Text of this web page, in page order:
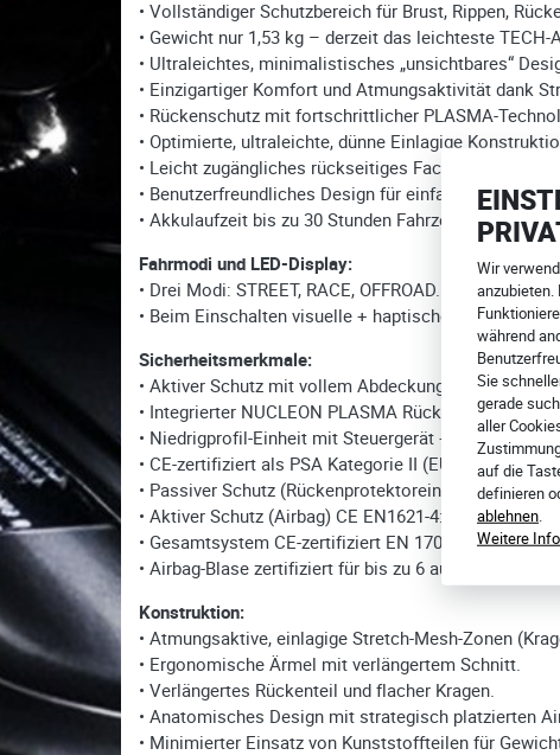
Wir
anzubieten.
während
Sie
gerade
aller
auf die
definieren
ablehnen
Weitere
• Vollständiger Schutzbereich für Brust, Rippen,
• Gewicht nur 1,53 kg – derzeit das leichteste
• Ultraleichtes, minimalistisches „unsichtbares“
• Einzigartiger Komfort und Atmungsaktivität dank
• Rückenschutz mit fortschrittlicher PLASMA-
• Optimierte, ultraleichte, dünne Einlagige
• Leicht zugängliches rückseitiges Fach für
• Benutzerfreundliches Design für einfache
• Akkulaufzeit bis zu 30 Stunden Fahrzeit.
Fahrmodi und LED-Display:
• Drei Modi: STREET, RACE, OFFROAD.
• Beim Einschalten visuelle + haptische
Sicherheitsmerkmale:
• Aktiver Schutz mit vollem Abdeckungsbereich
• Integrierter NUCLEON PLASMA Rückenprotektor
• Niedrigprofil-Einheit mit Steuergerät + Kartusche –
• CE-zertifiziert als PSA Kategorie II (EU 2016/425),
• Passiver Schutz (Rückenprotektoreinsatz) CE
• Aktiver Schutz (Airbag) CE EN1621-4:2013 Level 1.
• Gesamtsystem CE-zertifiziert EN 17092-6:2020,
• Airbag-Blase zertifiziert für bis zu 6
Konstruktion:
• Atmungsaktive, einlagige Stretch-Mesh-Zonen
• Ergonomische Ärmel mit verlängertem Schnitt.
• Verlängertes Rückenteil und flacher Kragen.
• Anatomisches Design mit strategisch platzierten
• Minimierter Einsatz von Kunststoffteilen für